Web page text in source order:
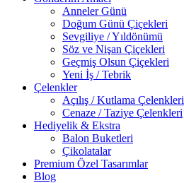
Anneler Günü
Doğum Günü Çiçekleri
Sevgiliye / Yıldönümü
Söz ve Nişan Çiçekleri
Geçmiş Olsun Çiçekleri
Yeni İş / Tebrik
Çelenkler
Açılış / Kutlama Çelenkleri
Cenaze / Taziye Çelenkleri
Hediyelik & Ekstra
Balon Buketleri
Çikolatalar
Premium Özel Tasarımlar
Blog